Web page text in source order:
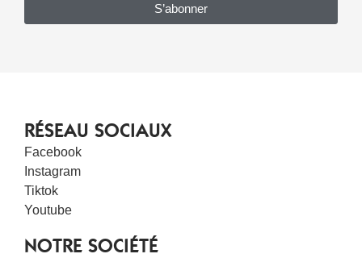
S’abonner
RÉSEAU SOCIAUX
Facebook
Instagram
Tiktok
Youtube
NOTRE SOCIÉTÉ